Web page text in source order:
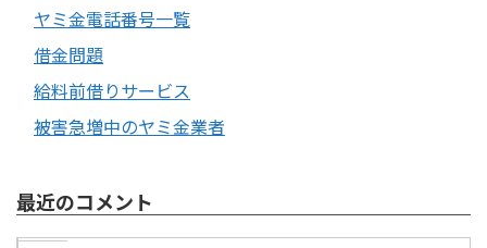
ヤミ金電話番号一覧
借金問題
給料前借りサービス
被害急増中のヤミ金業者
最近のコメント